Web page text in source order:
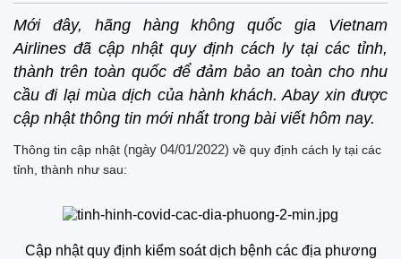
Mới đây, hãng hàng không quốc gia Vietnam
Airlines đã cập nhật quy định cách ly tại các tỉnh,
thành trên toàn quốc để đảm bảo an toàn cho nhu
cầu đi lại mùa dịch của hành khách. Abay xin được
cập nhật thông tin mới nhất trong bài viết hôm nay.
Thông tin cập nhật (ngày 04/01/2022) về quy định cách ly tại các
tỉnh, thành như sau:
Cập nhật quy định kiểm soát dịch bệnh các địa phương